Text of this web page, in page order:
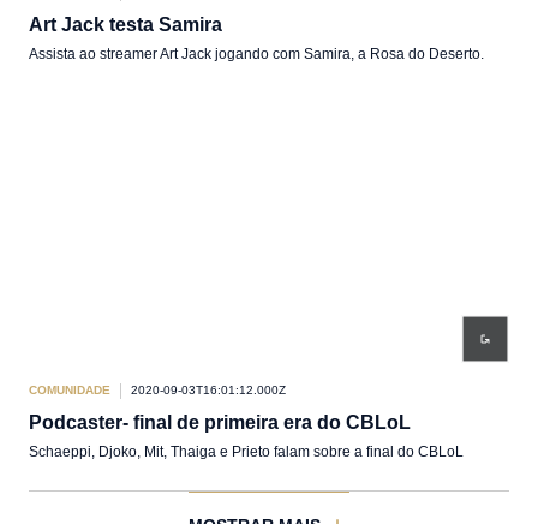
Art Jack testa Samira
Assista ao streamer Art Jack jogando com Samira, a Rosa do Deserto.
COMUNIDADE 2020-09-03T16:01:12.000Z
Podcaster- final de primeira era do CBLoL
Schaeppi, Djoko, Mit, Thaiga e Prieto falam sobre a final do CBLoL